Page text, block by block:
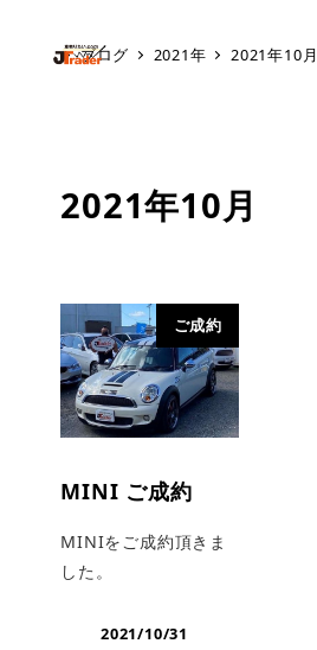
ブログ 2021年 2021年10月
2021年10月
ご成約
MINI ご成約
MINIをご成約頂きま
した。
2021/10/31